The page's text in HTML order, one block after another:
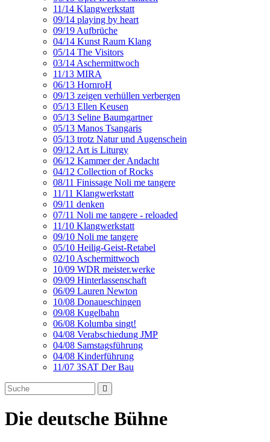
11/14 Klangwerkstatt
09/14 playing by heart
09/19 Aufbrüche
04/14 Kunst Raum Klang
05/14 The Visitors
03/14 Aschermittwoch
11/13 MIRA
06/13 HornroH
09/13 zeigen verhüllen verbergen
05/13 Ellen Keusen
05/13 Seline Baumgartner
05/13 Manos Tsangaris
05/13 trotz Natur und Augenschein
09/12 Art is Liturgy
06/12 Kammer der Andacht
04/12 Collection of Rocks
08/11 Finissage Noli me tangere
11/11 Klangwerkstatt
09/11 denken
07/11 Noli me tangere - reloaded
11/10 Klangwerkstatt
09/10 Noli me tangere
05/10 Heilig-Geist-Retabel
02/10 Aschermittwoch
10/09 WDR meister.werke
09/09 Hinterlassenschaft
06/09 Lauren Newton
10/08 Donaueschingen
09/08 Kugelbahn
06/08 Kolumba singt!
04/08 Verabschiedung JMP
04/08 Samstagsführung
04/08 Kinderführung
11/07 3SAT Der Bau
Die deutsche Bühne